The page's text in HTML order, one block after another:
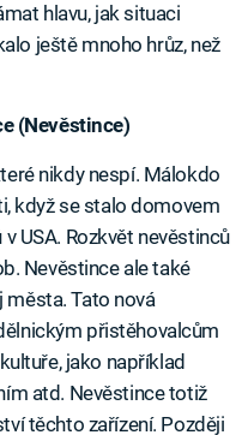
hlavu, jak situaci
ještě mnoho hrůz, než
(Nevěstince)
nikdy nespí. Málokdo
když se stalo domovem
USA. Rozkvět nevěstinců
Nevěstince ale také
Tato nová
přistěhovalcům
jako například
atd. Nevěstince totiž
těchto zařízení. Později